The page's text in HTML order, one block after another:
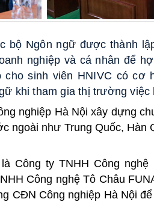
bộ Ngôn ngữ được thành
nghiệp và cá nhân để
sinh viên HNIVC có cơ
khi tham gia thị trường việc
nghiệp Hà Nội xây dựng
ngoài như Trung Quốc, Hàn
Công ty TNHH Công nghệ
Công nghệ Tô Châu
CĐN Công nghiệp Hà Nội